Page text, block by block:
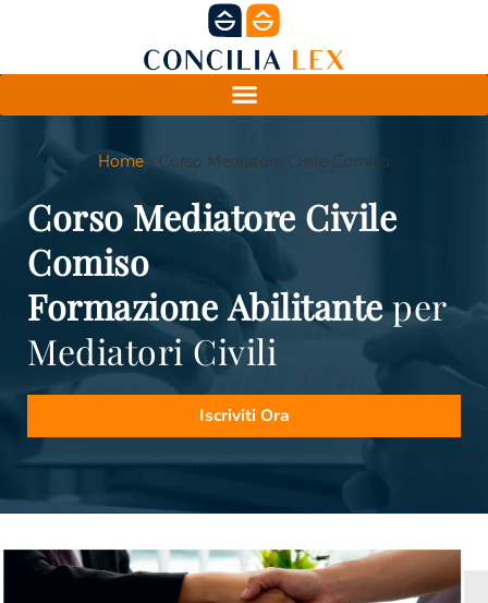
Home » Corso Mediatore Civile Comiso
Corso Mediatore Civile
Comiso
FormazioneAbilitanteper
Mediatori Civili
Iscriviti Ora